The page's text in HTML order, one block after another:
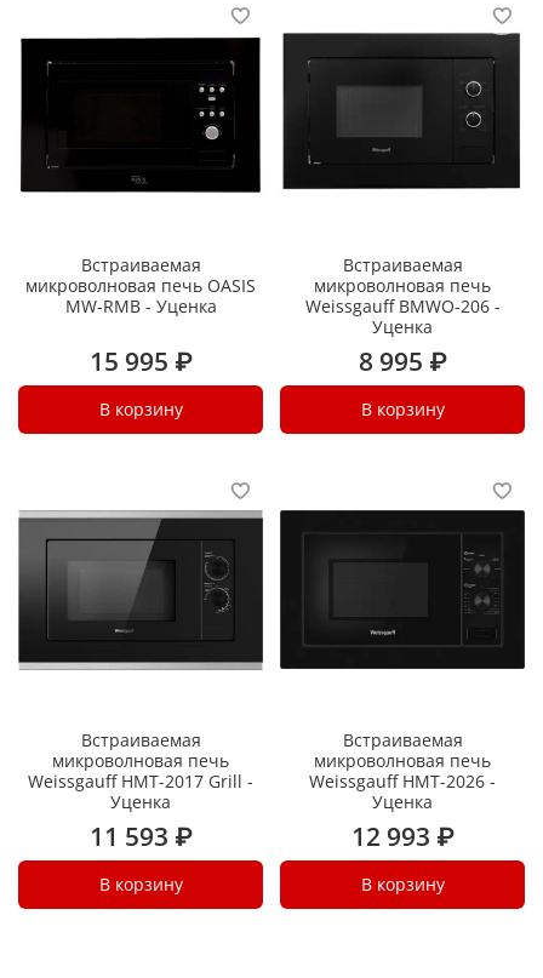
Встраиваемая
микроволновая печь OASIS
MW-RMB - Уценка
15 995 ₽
В корзину
Встраиваемая
микроволновая печь
Weissgauff BMWO-206 -
Уценка
8 995 ₽
В корзину
Встраиваемая
микроволновая печь
Weissgauff HMT-2017 Grill -
Уценка
11 593 ₽
В корзину
Встраиваемая
микроволновая печь
Weissgauff HMT-2026 -
Уценка
12 993 ₽
В корзину